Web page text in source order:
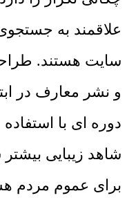
علاقمند به
سایت هستند.
و نشر معارف در
دوره ای با
شاهد زیبایی
برای عموم مردم